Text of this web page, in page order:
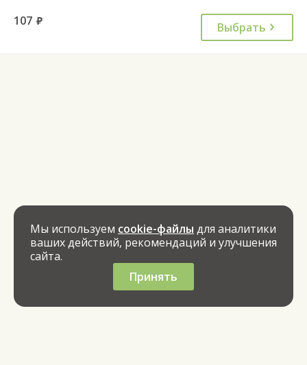
107 руб. Выбрать
Мы используем cookie-файлы для аналитики
ваших действий, рекомендаций и улучшения
сайта.
Принять